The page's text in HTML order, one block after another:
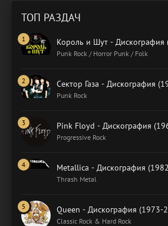
ТОП РАЗДАЧ
Король и Шут - Дискография
Punk Rock / Horror Punk / Folk
Сектор Газа - Дискография
Punk Rock
Pink Floyd - Дискография
Progressive Rock
Metallica - Дискография
Thrash Metal
Queen - Дискография (1973-
Classic Rock & Hard Rock